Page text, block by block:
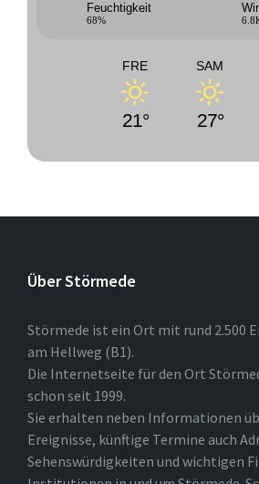
Feuchtigkeit
68%
FRE
21°
SAM
27°
Über Störmede
Störmede ist ein Ort mit rund 2.500
am Hellweg (B1).
Die Internetseite für den Ort
schon seit 1999.
Sie erhalten neben Informationen
Ereignisse, künftige Termine auch
Sehenswürdigkeiten und wichtigen